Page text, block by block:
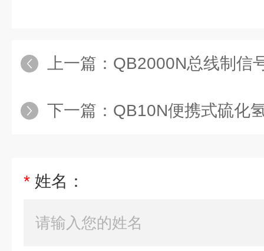
上一篇： QB2000N总线制信号输出​
下一篇： QB10N便携式硫化氢气
* 姓名：